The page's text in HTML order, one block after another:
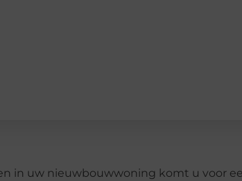
in uw nieuwbouwwoning komt u voor